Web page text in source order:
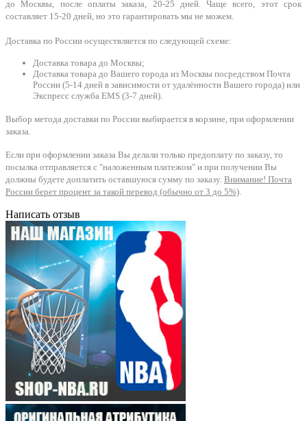
до Москвы, после оплаты заказа, 20-25 дней. Чаще всего, этот срок
составляет 15-20 дней, но это гарантировать мы не можем.
Доставка по России осуществляется по следующей схеме:
Доставка товара до Москвы;
Доставка товара до Вашего города из Москвы посредством Почта
России (5-14 дней в зависимости от удалённости Вашего города) или
Экспресс служба EMS (3-7 дней).
Выбор метода доставки по России выбирается в корзине, при оформлении
заказа.
Если при оформлении заказа Вы делали только предоплату по заказу, то
посылка отправляется с "наложенным платежом" и при получении Вы
должны будете доплатить оставшуюся сумму по заказу. Внимание! Почта
России берет процент за такой перевод (обычно от 3 до 5%).
Написать отзыв